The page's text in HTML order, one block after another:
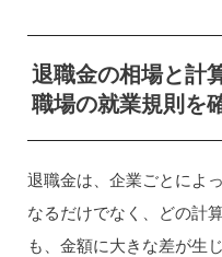
退職金の相場と計
職場の就業規則を
退職金は、企業ごとによ
なるだけでなく、どの計
も、金額に大きな差が生